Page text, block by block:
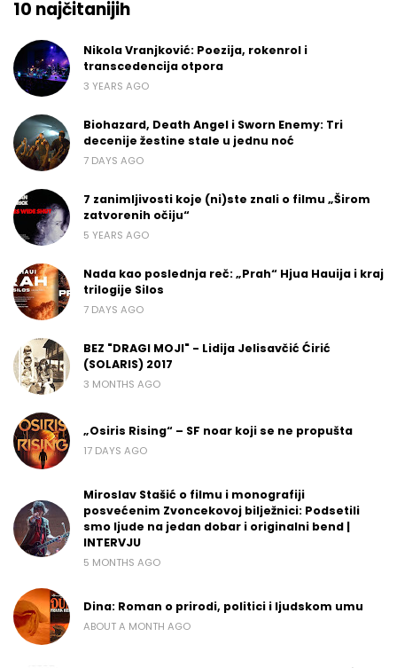
10 najčitanijih
Nikola Vranjković: Poezija, rokenrol i
transcedencija otpora
3 YEARS AGO
Biohazard, Death Angel i Sworn Enemy: Tri
decenije žestine stale u jednu noć
7 DAYS AGO
7 zanimljivosti koje (ni)ste znali o filmu „Širom
zatvorenih očiju“
5 YEARS AGO
Nada kao poslednja reč: „Prah“ Hjua Hauija i kraj
trilogije Silos
7 DAYS AGO
BEZ "DRAGI MOJI" - Lidija Jelisavčić Ćirić
(SOLARIS) 2017
3 MONTHS AGO
„Osiris Rising“ – SF noar koji se ne propušta
17 DAYS AGO
Miroslav Stašić o filmu i monografiji
posvećenim Zvoncekovoj bilježnici: Podsetili
smo ljude na jedan dobar i originalni bend |
INTERVJU
5 MONTHS AGO
Dina: Roman o prirodi, politici i ljudskom umu
ABOUT A MONTH AGO